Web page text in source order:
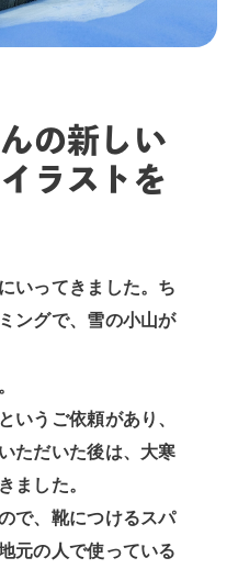
の新しい
ラストを
いってきました。ち
ングで、雪の小山が
いうご依頼があり、
ただいた後は、大寒
ました。
で、靴につけるスパ
元の人で使っている